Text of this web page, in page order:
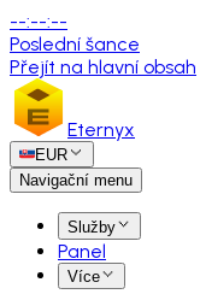
--:--:--
Poslední šance
Přejít na hlavní obsah
Eternyx
EUR
Navigační menu
Služby
Panel
Více